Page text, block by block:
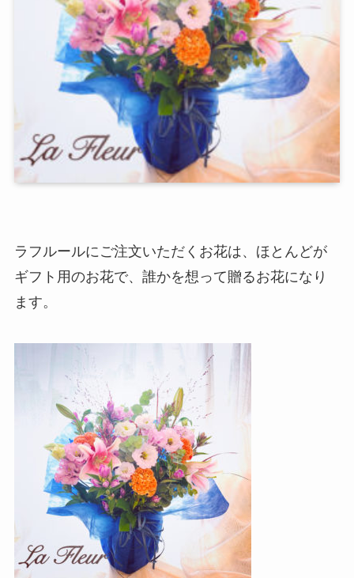
ラフルールにご注文いただくお花は、ほとんどが
ギフト用のお花で、誰かを想って贈るお花になり
ます。